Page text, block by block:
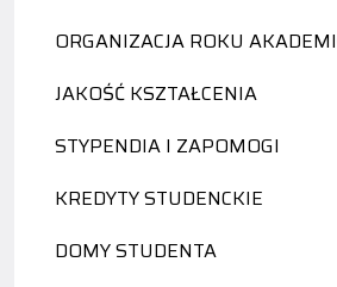
ORGANIZACJA ROKU
JAKOŚĆ KSZTAŁCENIA
STYPENDIA I ZAPOMOGI
KREDYTY STUDENCKIE
DOMY STUDENTA